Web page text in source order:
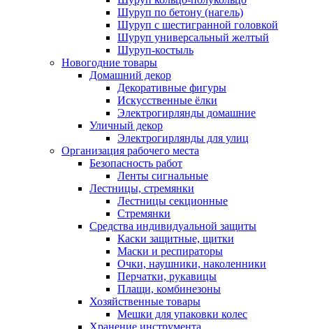
Шуруп по бетону (нагель)
Шуруп с шестигранной головкой
Шуруп универсальный желтый
Шуруп-костыль
Новогодние товары
Домашний декор
Декоративные фигуры
Искусственные ёлки
Электрогирлянды домашние
Уличный декор
Электрогирлянды для улиц
Организация рабочего места
Безопасность работ
Ленты сигнальные
Лестницы, стремянки
Лестницы секционные
Стремянки
Средства индивидуальной защиты
Каски защитные, щитки
Маски и респираторы
Очки, наушники, наколенники
Перчатки, рукавицы
Плащи, комбинезоны
Хозяйственные товары
Мешки для упаковки колес
Хранение инструмента